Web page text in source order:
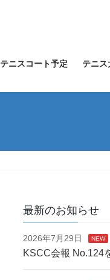
テニスコート予定 テニス
最新のお知らせ
2026年7月29日 NEW
KSCC会報 No.124